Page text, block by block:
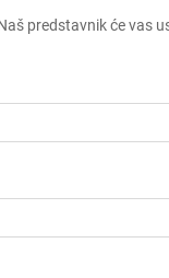
predstavnik će vas